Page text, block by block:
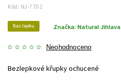
Kód: NJ-7702
Bez lepku
Neohodnoceno
Značka: Natural Jihlava
Bezlepkové křupky ochucené